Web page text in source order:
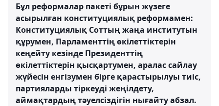
Бұл реформалар пакеті бұрын жүзеге
асырылған конституциялық реформамен:
Конституциялық Соттың жаңа институтын
құрумен, Парламенттің өкілеттіктерін
кеңейту кезінде Президенттің
өкілеттіктерін қысқартумен, аралас сайлау
жүйесін енгізумен бірге қарастырылуы тиіс,
партияларды тіркеуді жеңілдету,
аймақтардың тәуелсіздігін нығайту абзал.